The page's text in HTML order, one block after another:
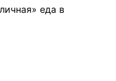
еда в